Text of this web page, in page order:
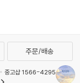
주문/배송
중고샵 1566-4295